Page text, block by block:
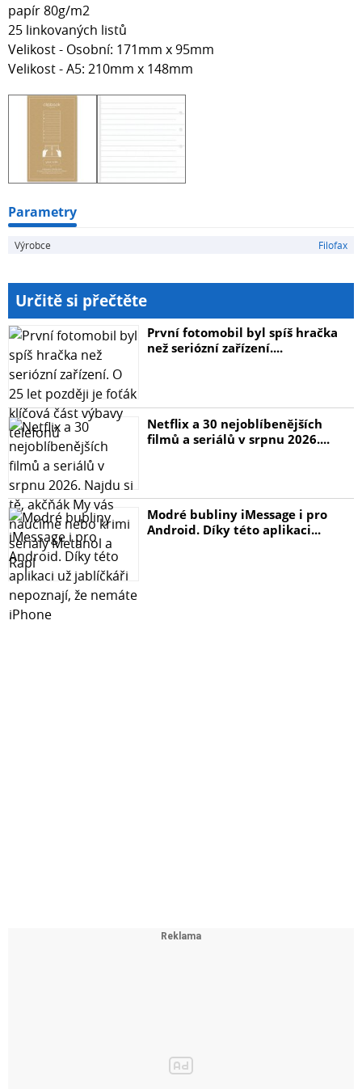
papír 80g/m2
25 linkovaných listů
Velikost - Osobní: 171mm x 95mm
Velikost - A5: 210mm x 148mm
Parametry
Výrobce Filofax
Určitě si přečtěte
První fotomobil byl spíš hračka
než seriózní zařízení....
Netflix a 30 nejoblíbenějších
filmů a seriálů v srpnu 2026....
Modré bubliny iMessage i pro
Android. Díky této aplikaci...